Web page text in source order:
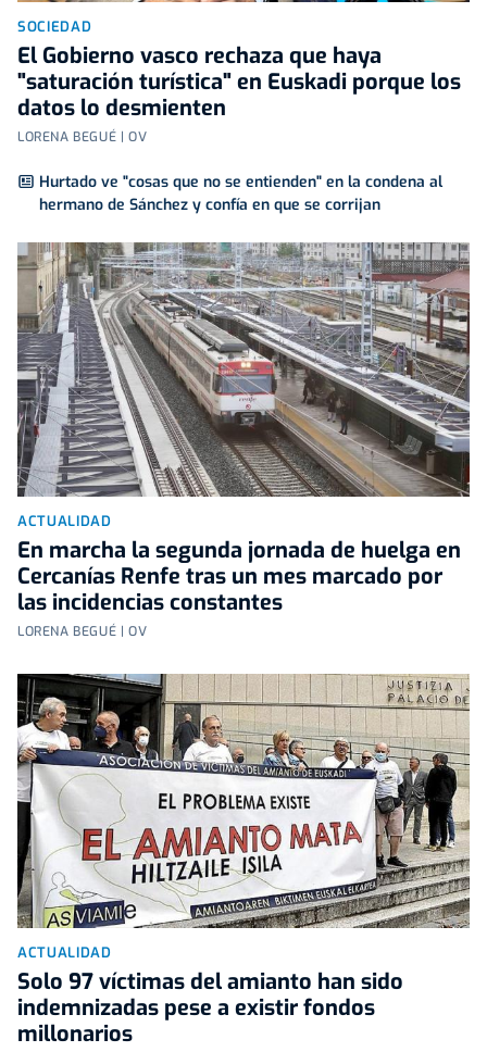
SOCIEDAD
El Gobierno vasco rechaza que haya
"saturación turística" en Euskadi porque los
datos lo desmienten
LORENA BEGUÉ | OV
Hurtado ve "cosas que no se entienden" en la condena al
hermano de Sánchez y confía en que se corrijan
ACTUALIDAD
En marcha la segunda jornada de huelga en
Cercanías Renfe tras un mes marcado por
las incidencias constantes
LORENA BEGUÉ | OV
ACTUALIDAD
Solo 97 víctimas del amianto han sido
indemnizadas pese a existir fondos
millonarios